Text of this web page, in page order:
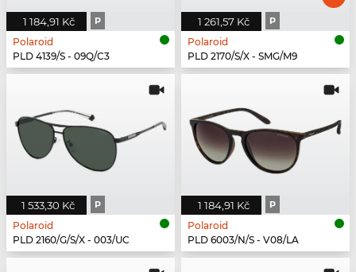
1 184,91 Kč P
Polaroid
PLD 4139/S - 09Q/C3
1 261,57 Kč P
Polaroid
PLD 2170/S/X - SMG/M9
1 533,30 Kč P
Polaroid
PLD 2160/G/S/X - 003/UC
1 184,91 Kč P
Polaroid
PLD 6003/N/S - V08/LA